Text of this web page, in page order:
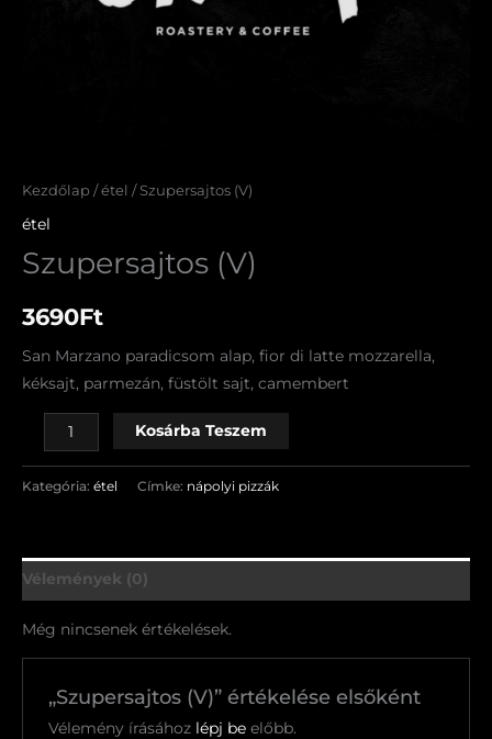
Kezdőlap /étel / Szupersajtos (V)
étel
Szupersajtos (V)
3690Ft
San Marzano paradicsom alap, fior di latte mozzarella,
kéksajt, parmezán, füstölt sajt, camembert
Kosárba Teszem
Kategória: étel Címke: nápolyi pizzák
Vélemények (0)
Még nincsenek értékelések.
„Szupersajtos (V)” értékelése elsőként
Vélemény írásához lépj beelőbb.